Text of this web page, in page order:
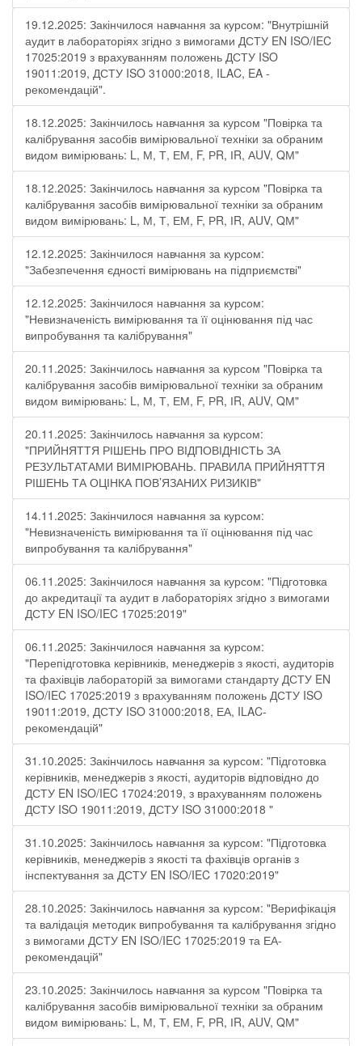
19.12.2025: Закінчилося навчання за курсом: "Внутрішній
аудит в лабораторіях згідно з вимогами ДСТУ EN ISO/IEC
17025:2019 з врахуванням положень ДСТУ ISO
19011:2019, ДСТУ ISO 31000:2018, ILAC, EA -
рекомендацій".
18.12.2025: Закінчилось навчання за курсом "Повірка та
калібрування засобів вимірювальної техніки за обраним
видом вимірювань: L, М, Т, ЕМ, F, РR, ІR, АUV, QМ"
18.12.2025: Закінчилось навчання за курсом "Повірка та
калібрування засобів вимірювальної техніки за обраним
видом вимірювань: L, М, Т, ЕМ, F, РR, ІR, АUV, QМ"
12.12.2025: Закінчилося навчання за курсом:
"Забезпечення єдності вимірювань на підприємстві"
12.12.2025: Закінчилося навчання за курсом:
"Невизначеність вимірювання та її оцінювання під час
випробування та калібрування"
20.11.2025: Закінчилось навчання за курсом "Повірка та
калібрування засобів вимірювальної техніки за обраним
видом вимірювань: L, М, Т, ЕМ, F, РR, ІR, АUV, QМ"
20.11.2025: Закінчилось навчання за курсом:
"ПРИЙНЯТТЯ РІШЕНЬ ПРО ВІДПОВІДНІСТЬ ЗА
РЕЗУЛЬТАТАМИ ВИМІРЮВАНЬ. ПРАВИЛА ПРИЙНЯТТЯ
РІШЕНЬ ТА ОЦІНКА ПОВ’ЯЗАНИХ РИЗИКІВ"
14.11.2025: Закінчилося навчання за курсом:
"Невизначеність вимірювання та її оцінювання під час
випробування та калібрування"
06.11.2025: Закінчилося навчання за курсом: "Підготовка
до акредитації та аудит в лабораторіях згідно з вимогами
ДСТУ EN ISO/IEC 17025:2019"
06.11.2025: Закінчилося навчання за курсом:
"Перепідготовка керівників, менеджерів з якості, аудиторів
та фахівців лабораторій за вимогами стандарту ДСТУ EN
ISO/IEC 17025:2019 з врахуванням положень ДСТУ ISO
19011:2019, ДСТУ ISO 31000:2018, ЕА, ILAC-
рекомендацій"
31.10.2025: Закінчилось навчання за курсом: "Підготовка
керівників, менеджерів з якості, аудиторів відповідно до
ДСТУ EN ISO/IEC 17024:2019, з врахуванням положень
ДСТУ ISO 19011:2019, ДСТУ ISO 31000:2018 "
31.10.2025: Закінчилось навчання за курсом: "Підготовка
керівників, менеджерів з якості та фахівців органів з
інспектування за ДСТУ EN ISO/IEC 17020:2019"
28.10.2025: Закінчилось навчання за курсом: "Верифікація
та валідація методик випробування та калібрування згідно
з вимогами ДСТУ EN ISO/IEC 17025:2019 та ЕА-
рекомендацій"
23.10.2025: Закінчилось навчання за курсом "Повірка та
калібрування засобів вимірювальної техніки за обраним
видом вимірювань: L, М, Т, ЕМ, F, РR, ІR, АUV, QМ"